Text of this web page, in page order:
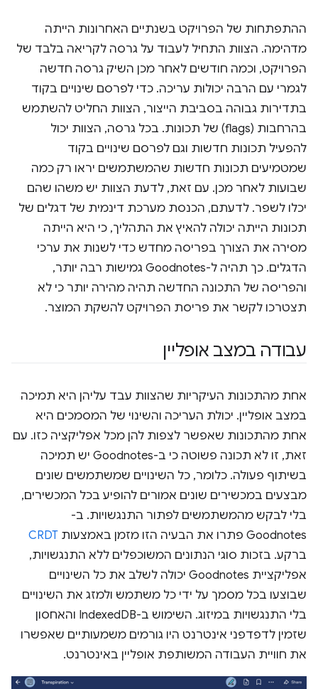
ההתפתחות של הפרויקט בשנתיים האחרונות הייתה
מדהימה. הצוות התחיל לעבוד על גרסה לקריאה בלבד של
הפרויקט, וכמה חודשים לאחר מכן השיק גרסה חדשה
לגמרי עם הרבה יכולות עריכה. כדי לפרסם שינויים בקוד
בתדירות גבוהה בסביבת הייצור, הצוות החליט להשתמש
בהרחבות (flags) של תכונות. בכל גרסה, הצוות יכול
להפעיל תכונות חדשות וגם לפרסם שינויים בקוד
שמטמיעים תכונות חדשות שהמשתמשים יראו רק כמה
שבועות לאחר מכן. עם זאת, לדעת הצוות יש משהו שהם
יכלו לשפר. לדעתם, הכנסת מערכת דינמית של דגלים של
תכונות הייתה יכולה להאיץ את התהליך, כי היא הייתה
מסירה את הצורך בפריסה מחדש כדי לשנות את ערכי
הדגלים. כך תהיה ל-Goodnotes גמישות רבה יותר,
והפריסה של התכונה החדשה תהיה מהירה יותר כי לא
תצטרכו לקשר את פריסת הפרויקט להשקת המוצר.
עבודה במצב אופליין
אחת מהתכונות העיקריות שהצוות עבד עליהן היא תמיכה
במצב אופליין. יכולת העריכה והשינוי של המסמכים היא
אחת מהתכונות שאפשר לצפות להן מכל אפליקציה כזו. עם
זאת, זו לא תכונה פשוטה כי ב-Goodnotes יש תמיכה
בשיתוף פעולה. כלומר, כל השינויים שמשתמשים שונים
מבצעים במכשירים שונים אמורים להופיע בכל המכשירים,
בלי לבקש מהמשתמשים לפתור התנגשויות. ב-
Goodnotes פתרו את הבעיה הזו מזמן באמצעות
CRDT
ברקע. בזכות סוגי הנתונים המשוכפלים ללא התנגשויות,
אפליקציית Goodnotes יכולה לשלב את כל השינויים
שבוצעו בכל מסמך על ידי כל משתמש ולמזג את השינויים
בלי התנגשויות במיזוג. השימוש ב-IndexedDB והאחסון
שזמין לדפדפני אינטרנט היו גורמים משמעותיים שאפשרו
את חוויית העבודה המשותפת אופליין באינטרנט.